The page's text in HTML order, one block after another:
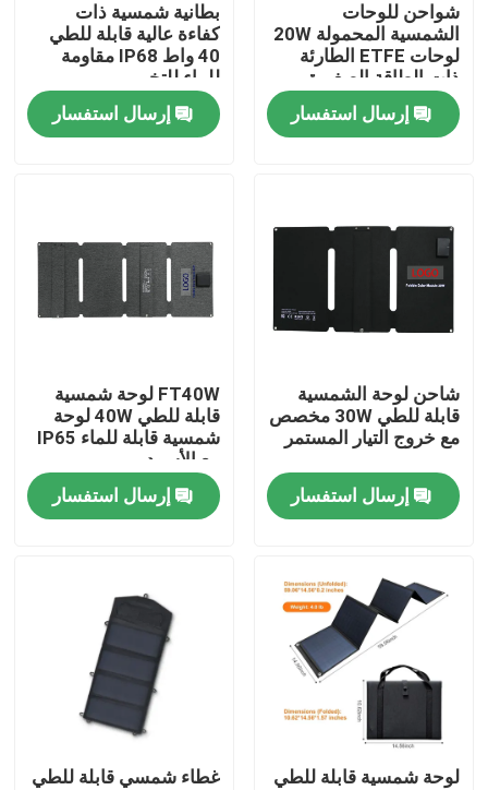
المنتجات
فيديوهات
جولة في المصنع
مراقبة الجودة
لوحة شمسية مرنة
بطانية شمسية قابلة للطي
شاحن البطاريات الشمسية
شواحن للوحات
الشمسية المحمولة 20W
لوحات ETFE الطارئة
ذات الطاقة الصغيرة
القابلة للطي
إرسال استفسار
بطانية شمسية ذات
كفاءة عالية قابلة للطي
40 واط IP68 مقاومة
للماء للتخييم
إرسال استفسار
شاحن لوحة الشمسية
قابلة للطي 30W مخصص
مع خروج التيار المستمر
إرسال استفسار
FT40W لوحة شمسية
قابلة للطي 40W لوحة
شمسية قابلة للماء IP65
مع الأسود
إرسال استفسار
لوحة شمسية قابلة للطي
غطاء شمسي قابلة للطي